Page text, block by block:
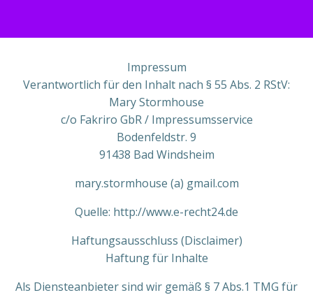
Impressum
Verantwortlich für den Inhalt nach § 55 Abs. 2 RStV:
Mary Stormhouse
c/o Fakriro GbR / Impressumsservice
Bodenfeldstr. 9
91438 Bad Windsheim
mary.stormhouse (a) gmail.com
Quelle: http://www.e-recht24.de
Haftungsausschluss (Disclaimer)
Haftung für Inhalte
Als Diensteanbieter sind wir gemäß § 7 Abs.1 TMG für